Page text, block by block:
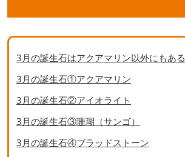
3月の誕生石はアクアマリン以外にもある
3月の誕生石①アクアマリン
3月の誕生石②アイオライト
3月の誕生石③珊瑚（サンゴ）
3月の誕生石④ブラッドストーン